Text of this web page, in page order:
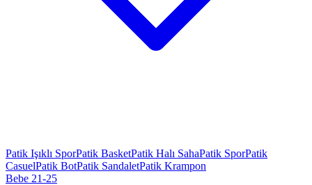
Patik Işıklı SporPatik BasketPatik Halı SahaPatik SporPatik
CasuelPatik BotPatik SandaletPatik Krampon
Bebe 21-25